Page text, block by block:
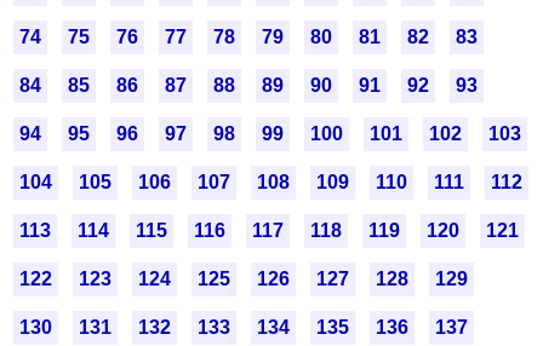
74 75 76 77 78 79 80 81 82 83
84 85 86 87 88 89 90 91 92 93
94 95 96 97 98 99 100 101 102 103
104 105 106 107 108 109 110 111 112
113 114 115 116 117 118 119 120 121
122 123 124 125 126 127 128 129
130 131 132 133 134 135 136 137